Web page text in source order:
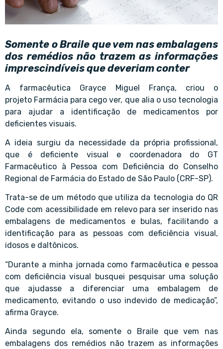
Somente o Braile que vem nas embalagens
dos remédios não trazem as informações
imprescindíveis que deveriam conter
A farmacêutica Grayce Miguel França, criou o
projeto Farmácia para cego ver, que alia o uso tecnologia
para ajudar a identificação de medicamentos por
deficientes visuais.
A ideia surgiu da necessidade da própria profissional,
que é deficiente visual e coordenadora do GT
Farmacêutico à Pessoa com Deficiência do Conselho
Regional de Farmácia do Estado de São Paulo (CRF-SP).
Trata-se de um método que utiliza da tecnologia do QR
Code com acessibilidade em relevo para ser inserido nas
embalagens de medicamentos e bulas, facilitando a
identificação para as pessoas com deficiência visual,
idosos e daltônicos.
“Durante a minha jornada como farmacêutica e pessoa
com deficiência visual busquei pesquisar uma solução
que ajudasse a diferenciar uma embalagem de
medicamento, evitando o uso indevido de medicação”,
afirma Grayce.
Ainda segundo ela, somente o Braile que vem nas
embalagens dos remédios não trazem as informações